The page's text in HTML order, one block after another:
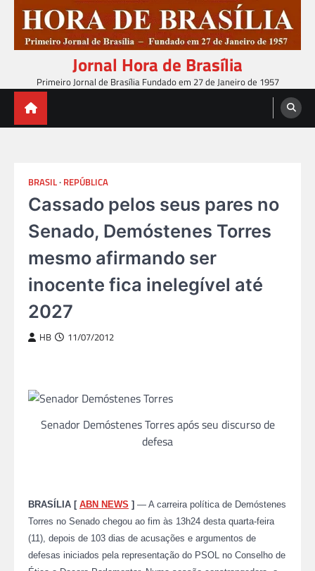
content
Jornal Hora de Brasília
Primeiro Jornal de Brasília Fundado em 27 de Janeiro de 1957
BRASIL REPÚBLICA
Cassado pelos seus pares no
Senado, Demóstenes Torres
mesmo afirmando ser
inocente fica inelegível até
2027
HB 11/07/2012
Senador Demóstenes Torres após seu discurso de
defesa
BRASÍLIA [ ABN NEWS ] — A carreira política de Demóstenes
Torres no Senado chegou ao fim às 13h24 desta quarta-feira
(11), depois de 103 dias de acusações e argumentos de
defesas iniciados pela representação do PSOL no Conselho de